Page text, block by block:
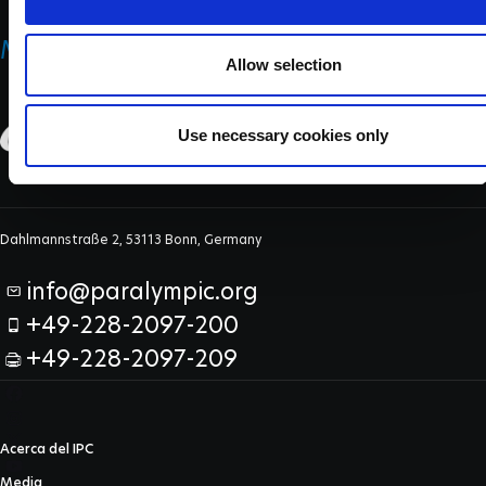
Allow selection
Use necessary cookies only
MEDICINE & SCIENCE
Dahlmannstraße 2, 53113 Bonn, Germany
info@paralympic.org
+49-228-2097-200
+49-228-2097-209
Acerca del IPC
Media